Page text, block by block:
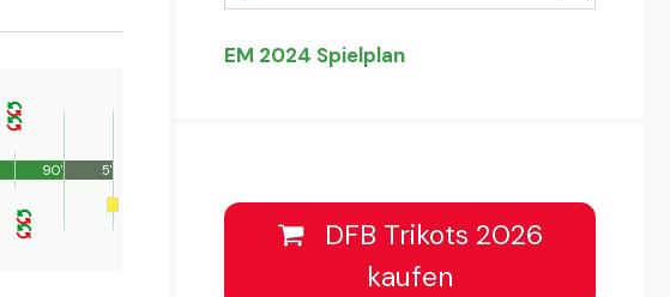
90' 5'
EM 2024 Spielplan
DFB Trikots 2026
kaufen